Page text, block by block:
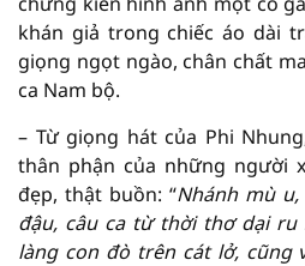
khán giả trong chiếc áo dài
giọng ngọt ngào, chân chất
ca Nam bộ.
– Từ giọng hát của Phi
thân phận của những người
đẹp, thật buồn: “Nhánh mù
đậu, câu ca từ thời thơ dại
làng con đò trên cát lở, cũng